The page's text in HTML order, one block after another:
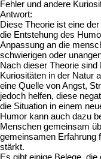
Fehler und andere
Antwort:
Diese Theorie ist eine
die Entstehung des
Anpassung an die
schwierigen oder
Nach dieser Theorie
Kuriositäten in der Natur
eine Quelle von Angst,
jedoch helfen, diese
die Situation in einem
Humor kann auch dazu
Menschen gemeinsam
gemeinsamen Erfahrung
stärkt.
Es gibt einige Belege,